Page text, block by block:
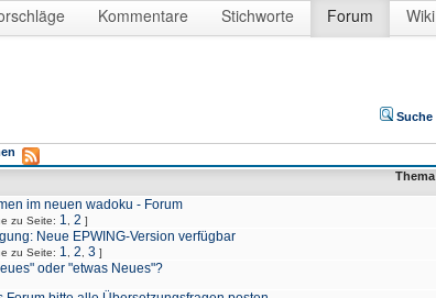
Kommentare Stichworte Forum Wiki
Suche
Thema
im neuen wadoku - Forum
zu Seite: 1 2 ]
Neue EPWING-Version verfügbar
zu Seite: 1 2 3 ]
oder "etwas Neues"?